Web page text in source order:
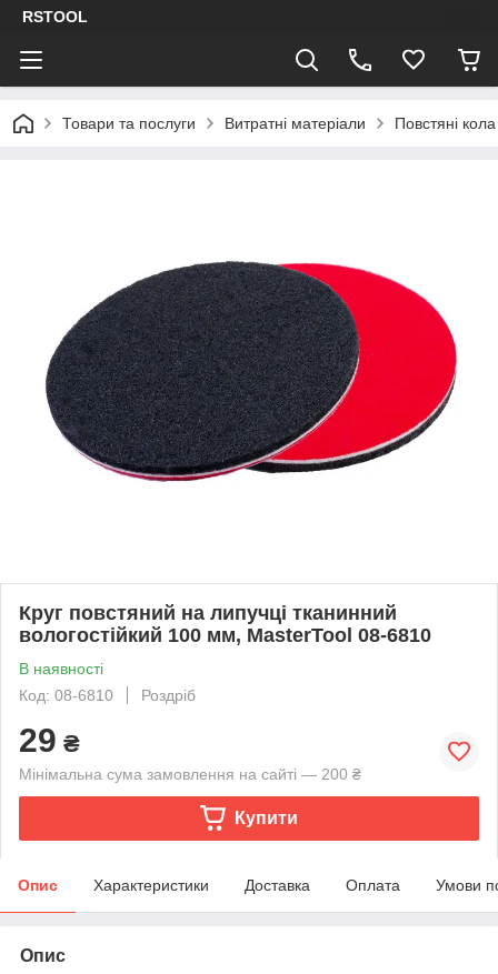
RSTOOL
Товари та послуги Витратні матеріали Повстяні кола
Круг повстяний на липучці тканинний
вологостійкий 100 мм, MasterTool 08-6810
В наявності
Код: 08-6810
Роздріб
29 ₴
Мінімальна сума замовлення на сайті — 200 ₴
Купити
Опис Характеристики Доставка Оплата Умови
Опис